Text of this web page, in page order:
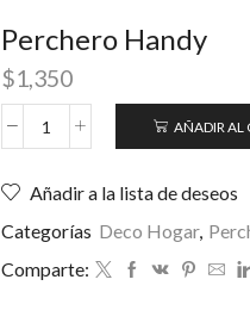
Perchero Handy
$1,350
AÑADIR AL
Añadir a la lista de deseos
Categorías Deco Hogar,
Comparte: